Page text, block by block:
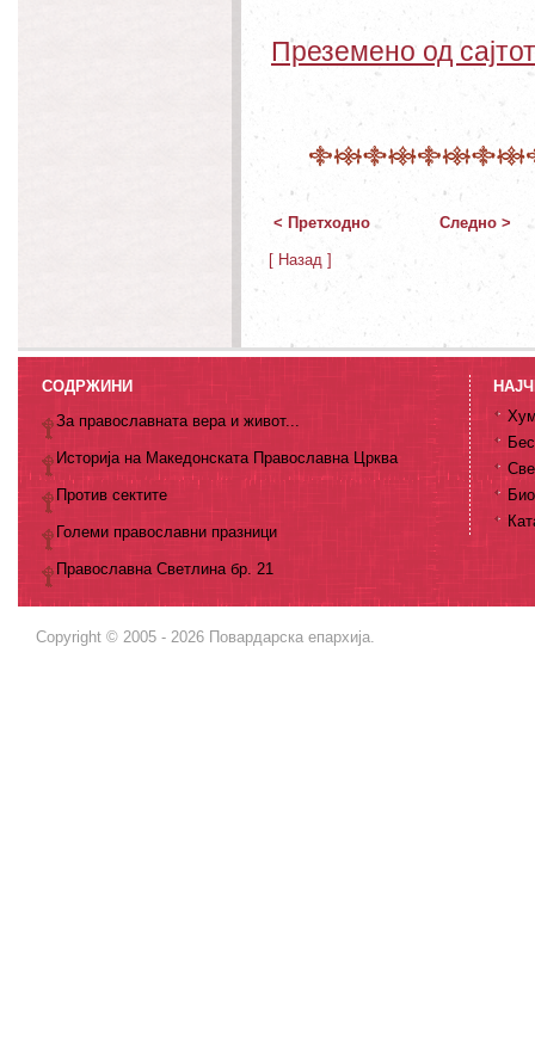
Преземено од
< Претходно Следно >
[ Назад ]
СОДРЖИНИ
За православната вера и живот...
Историја на Македонската Православна Црква
Против сектите
Големи православни празници
Православна Светлина бр. 21
Copyright © 2005 - 2026 Повардарска епархија.